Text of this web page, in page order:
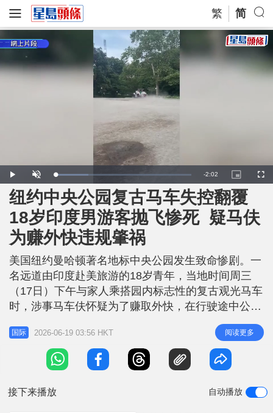
繁 简
P
l
a
y
U
n
m
u
t
e
L
o
d
e
d
:
2
4
.
6
9
R
e
n
n
-2:02
P
i
c
t
u
e
-
i
c
t
r
e
F
u
纽约中央公园复古马车失控翻覆
18岁印度男游客抛飞惨死 疑马伕
为赚外快违规肇祸
美国纽约曼哈顿著名地标中央公园发生致命惨剧。一
名远道由印度赴美旅游的18岁青年，当地时间周三
（17日）下午与家人乘搭园内标志性的复古观光马车
时，涉事马车伕怀疑为了赚取外快，在行驶途中公然
违规离开驾驶位置，试图走到车外替对方拍照留念。
不料，此举导致拉车的马匹突然受到巨大惊吓，随即
在全无控制下在园内疯狂失控狂奔，在高速过弯时当
场失控反车，印度青年当场被抛出车外惨死。市长及
国际 2026-06-19 03:56 HKT 阅读更多
接下来播放 自动播放